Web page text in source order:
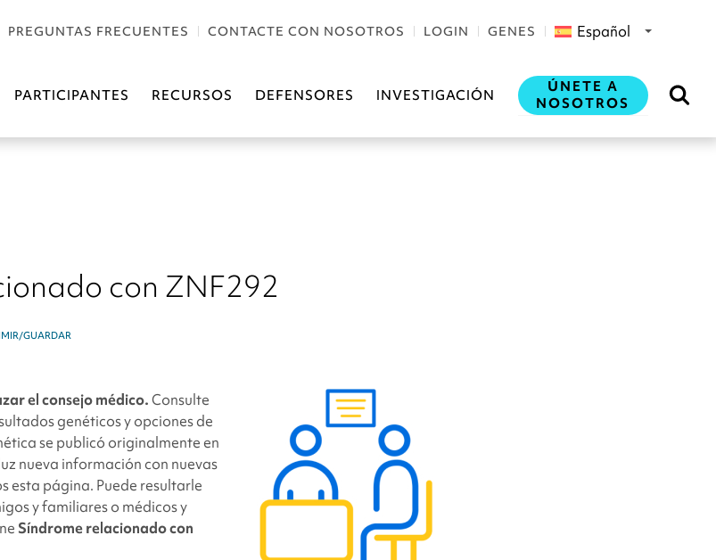
PREGUNTAS FRECUENTES CONTACTE CON NOSOTROS LOGIN GENES Español
PARTICIPANTES RECURSOS DEFENSORES INVESTIGACIÓN
ÚNETE A
NOSOTROS
con ZNF292
GUARDAR
el consejo médico.Consulte
genéticos y opciones de
se publicó originalmente en
nueva información con nuevas
esta página. Puede resultarle
y familiares o médicos y
Síndrome relacionado con